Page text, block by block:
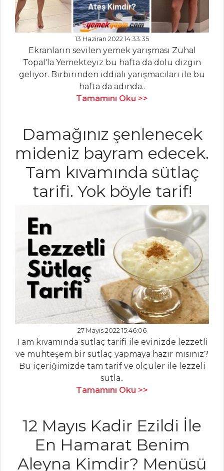
Böğürtlen
Şerbeti
Zerdeçallı Ayran
İçecekler Tüm
Tarifleri
Fırında
Biberiyeli Patates
Karalahana
Kavurması
Marul Dolması
Tüm Tarifleri
ÇORBALAR
Yaş Tarhana
Çorbası
Patates Çorbası
Mercimekli
Sebze Çorbası
Çorbalar Tüm
TATLILAR
Muzlu Islak Kek
HİNDİSTAN
13 Haziran 2022 14:33:35
Ekranların sevilen yemek yarışması Zuhal
Topal'la Yemekteyiz bu hafta da dolu dizgin
geliyor. Birbirinden iddialı yarışmacıları ile bu
hafta da adında..
Tamamını Oku >>
Damağınız şenlenecek
mideniz bayram edecek.
Tam kıvamında sütlaç
tarifi. Yok böyle tarif!
27 Mayıs 2022 15:46:06
Tam kıvamında sütlaç tarifi ile evinizde lezzetli
ve muhteşem bir sütlaç yapmaya hazır mısınız?
Bu içeriğimizde tam tarif ve ölçüler ile lezzeli
sütla..
Tamamını Oku >>
12 Mayıs Kadir Ezildi İle
En Hamarat Benim
Aleyna Kimdir? Menüsü